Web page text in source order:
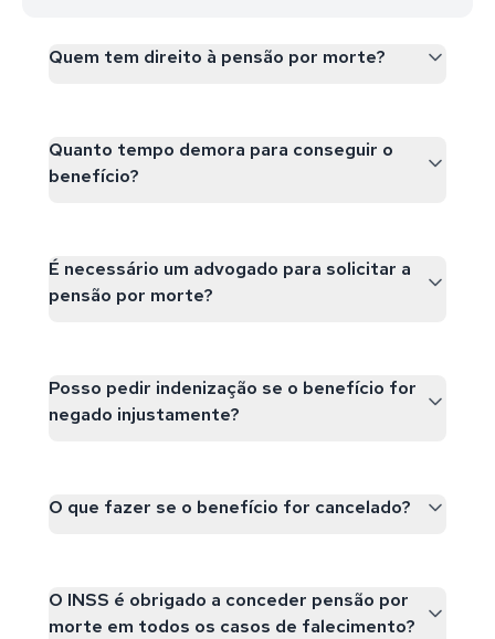
Quem tem direito à pensão por morte?
Quanto tempo demora para conseguir o
benefício?
É necessário um advogado para solicitar a
pensão por morte?
Posso pedir indenização se o benefício for
negado injustamente?
O que fazer se o benefício for cancelado?
O INSS é obrigado a conceder pensão por
morte em todos os casos de falecimento?